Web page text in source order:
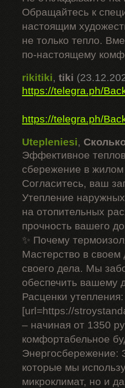
Обращайтесь к
настоящим
не только тепло.
по-настоящему
rikitiki, tiki
https://telegra.ph/
https://telegra.ph/
Utepleniesi,
Эффективное
сбережение в
Согласитесь, ваш
Утепление
на отопительных
прочность вашего
✨ Почему
Мастерство в
своего дела. Мы
обеспечить вашему
Расценки
[url=https://
– начиная от 1350
комфортабельное
Энергосбережение:
которые мы
микроклимат, но и